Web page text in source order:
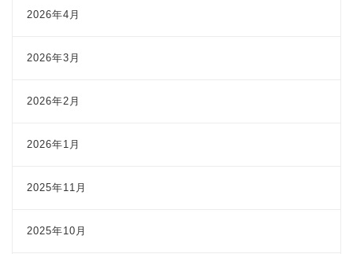
2026年4月
2026年3月
2026年2月
2026年1月
2025年11月
2025年10月